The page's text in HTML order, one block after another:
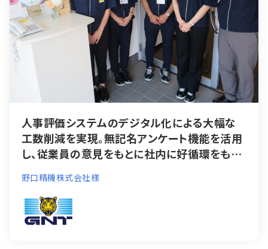
人事評価システムのデジタル化による大幅な
工数削減を実現。無記名アンケート機能を活用
し、従業員の意見をもとに社内に好循環をもた
な工数削減
野口精機株式会社様